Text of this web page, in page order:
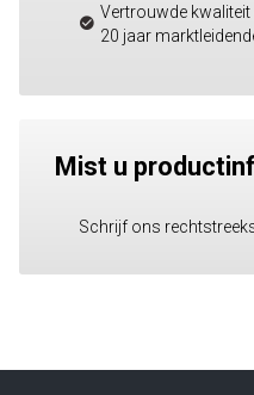
Vertrouwde
20 jaar
Mist u
Schrijf ons